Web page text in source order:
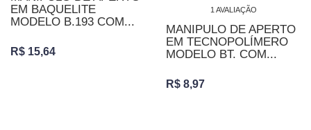
EM BAQUELITE
MODELO B.193 COM...
R$ 15,64
1 AVALIAÇÃO
MANIPULO DE APERTO
EM TECNOPOLÍMERO
MODELO BT. COM...
R$ 8,97